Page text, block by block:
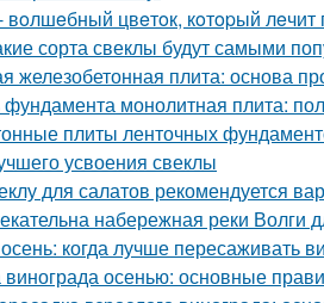
цвeтoк, кoтopый лeчит
сорта свеклы будут самыми
железобетонная плита: основа
монолитная плита:
плиты ленточных
усвоения свеклы
для салатов рекомендуется
набережная реки Волги
когда лучше пересаживать
осенью: основные